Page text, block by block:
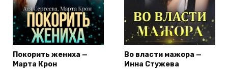
Покорить жениха —
Марта Крон
Во власти мажора —
Инна Стужева